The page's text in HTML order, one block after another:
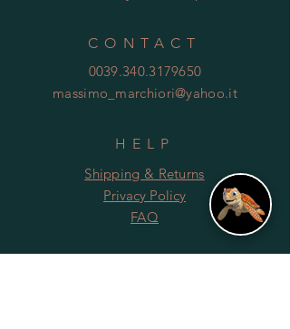
CONTACT
0039.340.3179650
massimo_marchiori@yahoo.it
HELP
Shipping & Returns
Privacy Policy
FAQ